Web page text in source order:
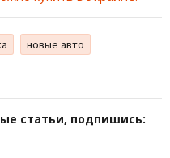
новые авто
статьи, подпишись: